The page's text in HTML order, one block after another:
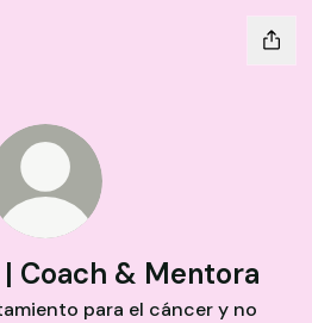
| Coach & Mentora
para el cáncer y no